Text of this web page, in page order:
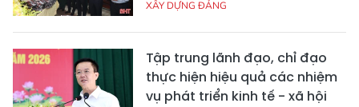
XÂY DỰNG ĐẢNG
Tập trung lãnh đạo, chỉ đạo
thực hiện hiệu quả các nhiệm
vụ phát triển kinh tế - xã hội